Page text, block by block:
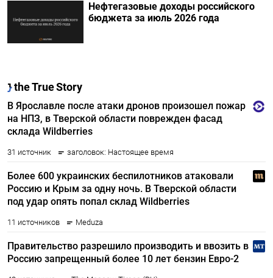
Нефтегазовые доходы российского
бюджета за июль 2026 года